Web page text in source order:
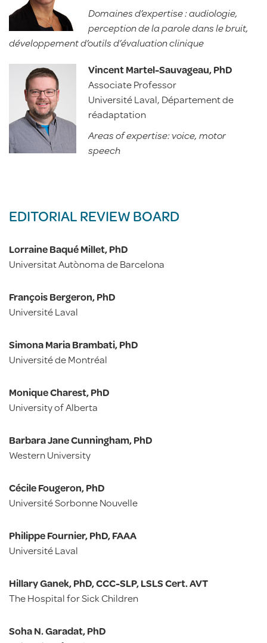
Domaines d’expertise : audiologie,
perception de la parole dans le bruit,
développement d’outils d’évaluation clinique
Vincent Martel-Sauvageau, PhD
Associate Professor
Université Laval, Département de
réadaptation
Areas of expertise: voice, motor
speech
EDITORIAL REVIEW BOARD
Lorraine Baqué Millet, PhD
Universitat Autònoma de Barcelona
François Bergeron, PhD
Université Laval
Simona Maria Brambati, PhD
Université de Montréal
Monique Charest, PhD
University of Alberta
Barbara Jane Cunningham, PhD
Western University
Cécile Fougeron, PhD
Université Sorbonne Nouvelle
Philippe Fournier, PhD, FAAA
Université Laval
Hillary Ganek, PhD, CCC-SLP, LSLS Cert. AVT
The Hospital for Sick Children
Soha N. Garadat, PhD